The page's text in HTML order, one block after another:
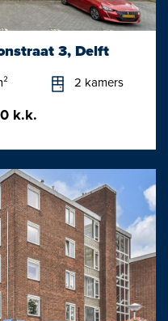
3, Delft
2 kamers
k.k.